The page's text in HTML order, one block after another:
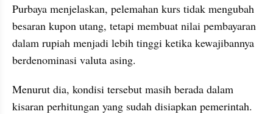
Purbaya menjelaskan, pelemahan kurs tidak mengubah
besaran kupon utang, tetapi membuat nilai pembayaran
dalam rupiah menjadi lebih tinggi ketika kewajibannya
berdenominasi valuta asing.
Menurut dia, kondisi tersebut masih berada dalam
kisaran perhitungan yang sudah disiapkan pemerintah.